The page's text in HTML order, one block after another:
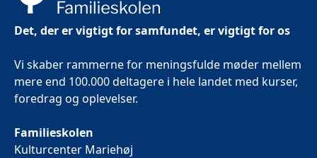
Det, der er vigtigt for samfundet, er vigtigt for os
Vi skaber rammerne for meningsfulde møder mellem
mere end 100.000 deltagere i hele landet med kurser,
foredrag og oplevelser.
Familieskolen
Kulturcenter Mariehøj